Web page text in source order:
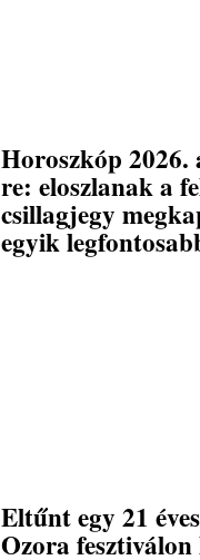
Horoszkóp 2026.
re: eloszlanak a
csillagjegy
egyik
Eltűnt egy 21
Ozora